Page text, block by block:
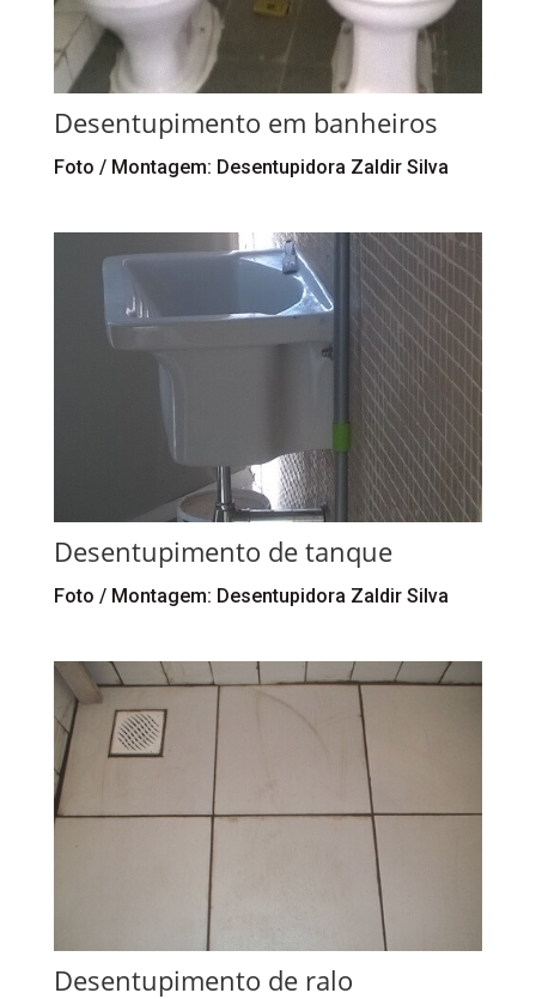
Desentupimento em banheiros
Foto / Montagem: Desentupidora Zaldir Silva
Desentupimento de tanque
Foto / Montagem: Desentupidora Zaldir Silva
Desentupimento de ralo